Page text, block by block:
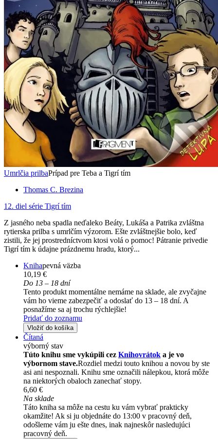
Umrlčia prilbaPrípad pre Teba a Tigrí tím
Thomas C. Brezina
12. diel série Tigrí tím
Z jasného neba spadla neďaleko Beáty, Lukáša a Patrika zvláštna
rytierska prilba s umrlčím výzorom. Ešte zvláštnejšie bolo, keď
zistili, že jej prostredníctvom ktosi volá o pomoc! Pátranie privedie
Tigrí tím k údajne prázdnemu hradu, ktorý...
Knihapevná väzba
10,19 €
Do 13 – 18 dní
Tento produkt momentálne nemáme na sklade, ale zvyčajne
vám ho vieme zabezpečiť a odoslať do 13 – 18 dní. A
posnažíme sa aj trochu rýchlejšie!
Pridať do zoznamu
Vložiť do košíka
Čítaná
výborný stav
Túto knihu sme vykúpili cez Knihovrátok a je vo
výbornom stave.Rozdiel medzi touto knihou a novou by ste
asi ani nespoznali. Knihu sme označili nálepkou, ktorá môže
na niektorých obaloch zanechať stopy.
6,60 €
Na sklade
Táto kniha sa môže na cestu ku vám vybrať prakticky
okamžite! Ak si ju objednáte do 13:00 v pracovný deň,
odošleme vám ju ešte dnes, inak najneskôr nasledujúci
pracovný deň.